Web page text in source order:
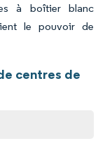
à boîtier blanc
le pouvoir de
centres de